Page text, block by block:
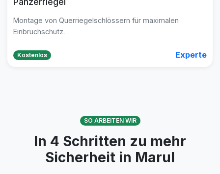
Montage von Querriegelschlössern für maximalen
Einbruchschutz.
Kostenlos Experte
SO ARBEITEN WIR
In 4 Schritten zu mehr
Sicherheit in Marul